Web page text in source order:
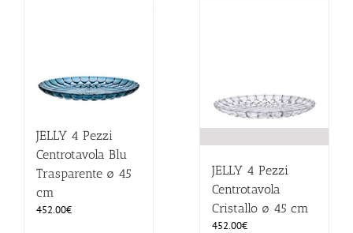
FUORI PRODUZIONE
BOMBONIERE
BELLINI HO.RE.CA
JELLY 4 Pezzi
Centrotavola Blu
Trasparente ø 45
cm
452.00€
JELLY 4 Pezzi
Centrotavola
Cristallo ø 45 cm
452.00€